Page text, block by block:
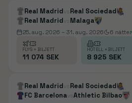
Real Madrid vs Real Sociedad
Real Madrid vs Malaga
25. aug. 2026 – 31. aug. 2026 6 nätter
FLYG + BILJETT
11 074 SEK
HOTELL + BILJETT
8 925 SEK
Real Madrid vs Real Sociedad
FC Barcelonavs Athletic Bilbao